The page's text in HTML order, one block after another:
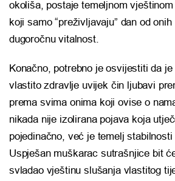
okoliša, postaje temeljnom
koji samo “preživljavaju” dan od
dugoročnu vitalnost.
Konačno, potrebno je osvijestiti da
vlastito zdravlje uvijek čin ljubavi
prema svima onima koji ovise o
nikada nije izolirana pojava koja
pojedinačno, već je temelj
Uspješan muškarac sutrašnjice bit
svladao vještinu slušanja vlastitog